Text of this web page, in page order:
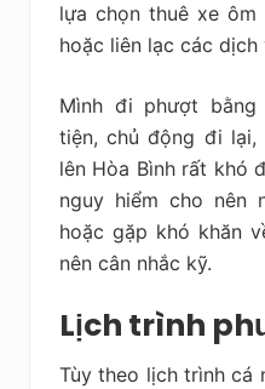
lựa chọn thuê xe
hoặc liên lạc các dịch
Mình đi phượt
tiện, chủ động đi lại,
lên Hòa Bình rất khó
nguy hiểm cho nên
hoặc gặp khó khăn
nên cân nhắc kỹ.
Lịch trình
Tùy theo lịch trình cá